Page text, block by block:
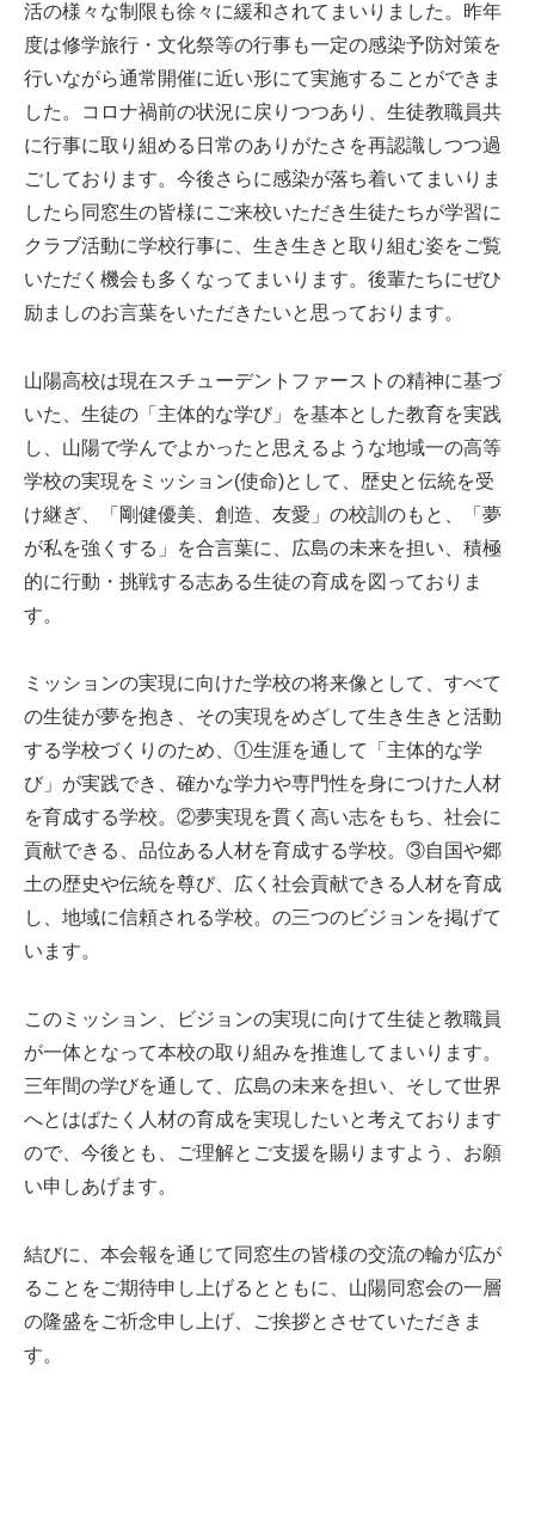
活の様々な制限も徐々に緩和されてまいりました。昨年
度は修学旅行・文化祭等の行事も一定の感染予防対策を
行いながら通常開催に近い形にて実施することができま
した。コロナ禍前の状況に戻りつつあり、生徒教職員共
に行事に取り組める日常のありがたさを再認識しつつ過
ごしております。今後さらに感染が落ち着いてまいりま
したら同窓生の皆様にご来校いただき生徒たちが学習に
クラブ活動に学校行事に、生き生きと取り組む姿をご覧
いただく機会も多くなってまいります。後輩たちにぜひ
励ましのお言葉をいただきたいと思っております。
山陽高校は現在スチューデントファーストの精神に基づ
いた、生徒の「主体的な学び」を基本とした教育を実践
し、山陽で学んでよかったと思えるような地域一の高等
学校の実現をミッション(使命)として、歴史と伝統を受
け継ぎ、「剛健優美、創造、友愛」の校訓のもと、「夢
が私を強くする」を合言葉に、広島の未来を担い、積極
的に行動・挑戦する志ある生徒の育成を図っておりま
す。
ミッションの実現に向けた学校の将来像として、すべて
の生徒が夢を抱き、その実現をめざして生き生きと活動
する学校づくりのため、①生涯を通して「主体的な学
び」が実践でき、確かな学力や専門性を身につけた人材
を育成する学校。②夢実現を貫く高い志をもち、社会に
貢献できる、品位ある人材を育成する学校。③自国や郷
土の歴史や伝統を尊び、広く社会貢献できる人材を育成
し、地域に信頼される学校。の三つのビジョンを掲げて
います。
このミッション、ビジョンの実現に向けて生徒と教職員
が一体となって本校の取り組みを推進してまいります。
三年間の学びを通して、広島の未来を担い、そして世界
へとはばたく人材の育成を実現したいと考えております
ので、今後とも、ご理解とご支援を賜りますよう、お願
い申しあげます。
結びに、本会報を通じて同窓生の皆様の交流の輪が広が
ることをご期待申し上げるとともに、山陽同窓会の一層
の隆盛をご祈念申し上げ、ご挨拶とさせていただきま
す。